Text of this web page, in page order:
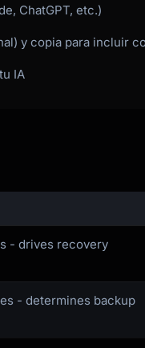
ChatGPT, etc.)
y copia para incluir
IA
- drives recovery
- determines backup